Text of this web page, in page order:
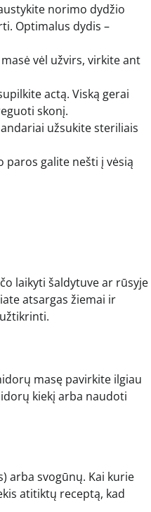
norimo dydžio
Optimalus dydis –
vėl užvirs, virkite ant
actą. Viską gerai
skonį.
užsukite steriliais
paros galite nešti į vėsią
laikyti šaldytuve ar rūsyje
atsargas žiemai ir
masę pavirkite ilgiau
kiekį arba naudoti
arba svogūnų. Kai kurie
atitiktų receptą, kad